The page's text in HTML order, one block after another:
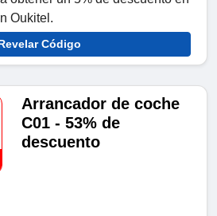
Oukitel.
Código
Arrancador de coche
C01 - 53% de
descuento